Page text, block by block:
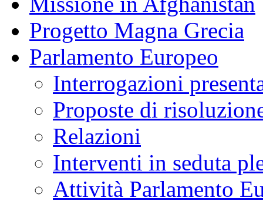
Progetto Magna Grecia
Parlamento Europeo
Interrogazioni
Proposte di
Relazioni
Interventi in seduta
Attività Parlamento